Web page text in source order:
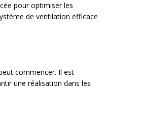
pour optimiser les
de ventilation efficace
commencer. Il est
une réalisation dans les